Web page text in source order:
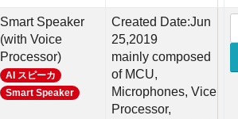
Smart Speaker
(with Voice
Processor)
AI スピーカ
Smart Speaker
Created Date:Jun
25,2019
mainly composed
of MCU,
Microphones, Vice
Processor,